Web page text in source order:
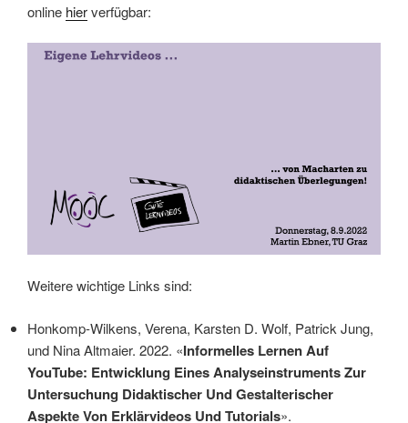
online hierverfügbar:
Weitere wichtige Links sind:
Honkomp-Wilkens, Verena, Karsten D. Wolf, Patrick Jung,
und Nina Altmaier. 2022. «Informelles Lernen Auf
YouTube: Entwicklung Eines Analyseinstruments Zur
Untersuchung Didaktischer Und Gestalterischer
Aspekte Von Erklärvideos Und Tutorials».